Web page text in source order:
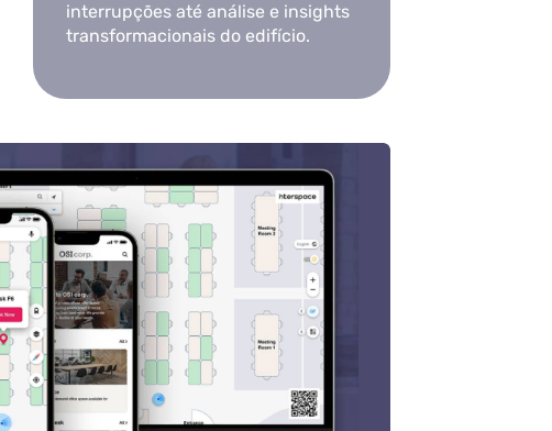
interrupções até análise e insights
transformacionais do edifício.